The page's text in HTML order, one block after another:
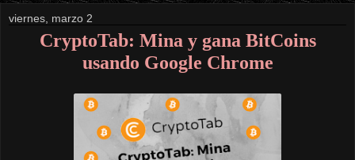
viernes, marzo 2
CryptoTab: Mina y gana BitCoins
usando Google Chrome